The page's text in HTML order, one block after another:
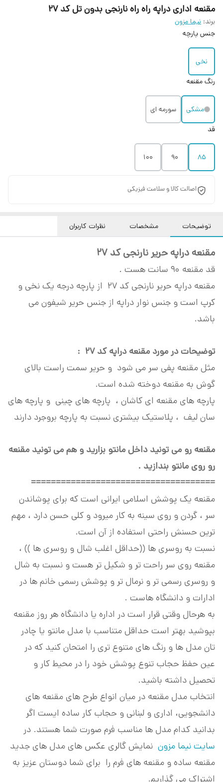
مقنعه اداری دراپه راه راه نارنجی بدون تل کد 27
برند: نیما مزون
جنس پارچه
نخی
رنگ مقنعه
مشکی
سورمه ای
قد
85
90
100
اصالت کالا و سلامت فیزیکی
توضیحات مشخصات نظرات کاربران
مقنعه دراپه حریر نارنجی کد 27
قد مقنعه 90 سانت هست
.
مقنعه دراپه حریر نارنجی کد 27 از پارچه درجه یک نخی و
کرپ است و جنس نوار دراپه از جنس حریر شیفون می
باشد.
توضیحات در مورد مقنعه دراپه کد 27 :
مثل مقنعه پفی سر می شود و حریر سمت راست بالای
گوش به مقنعه دوخته شده است.
پارچه های مقنعه ای کاشان ، پارچه های چینی و پارچه های
سان لیف ، پلاستیک بیشتری نسبت به پارچه بروجرد دارند
مقنعه رو می تونید داخل مانتو بزارید و هم می تونید مقنعه
رو روی مانتو بندازید .
=====================================
مقنعه یک پوشش اسلامی ایرانی است که برای پوشاندن
سر ، گردن و روی سینه به کار میرود و کلی حسن دارد ، مهم
ترین حسنش راحتی استفاده از آن است.
نسبت به روسری ها ((حداقل اغلب شال و روسری ها )) ،
مقنعه روی سر راحت تر و شکیل تر هست و نسبت به شال
و روسری رسمی تر و نرمال تر و پوشش رسمی خانم ها در
ادارات و دانشگاه هاست .
به هرحال وقتی قرار است در اداره یا دانشگاه هر روز مقنعه
بپوشید بهتر است حداقل متناسب با مدل مانتو یا چادر
تان مدل ها و رنگ های متنوع تری را امتحان کنید که در
عین حفظ حجاب تنوع پوشش خود را در محیط کار و
تحصیل داشته باشید.
انتخاب مدل مقنعه در میان انواع طرح های مقنعه های
دانشجویی، اداری و لبنانی و حجاب کار ساده ایست اگر
بدانید کدام مدل ها مناسب فرم صورت شما هستند. در
سایت نیما مزون نمایش گالری عکس های مدل های جدید
مقنعه ساده و مقنعه های فرم را برای شما دوستان عزیز به
اشتراک می گذاریم.